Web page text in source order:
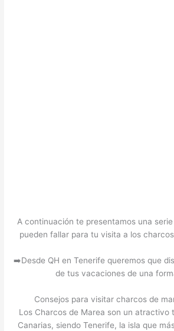
A continuación te presentamos una
pueden fallar para tu visita a los
➡️Desde QH en Tenerife queremos que
de tus vacaciones de una
Consejos para visitar charcos de
Los Charcos de Marea son un atractivo
Canarias, siendo Tenerife, la isla que